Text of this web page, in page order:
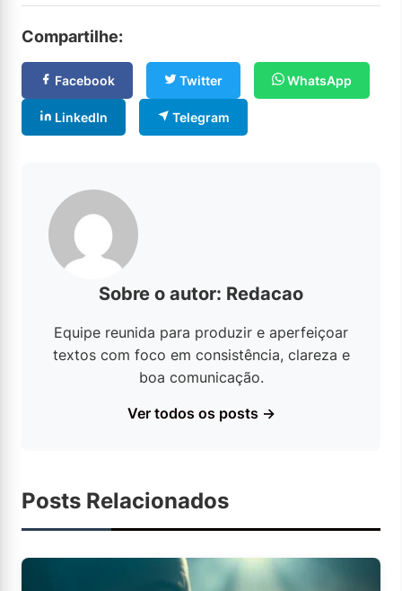
Compartilhe:
Facebook Twitter WhatsApp
LinkedIn Telegram
Sobre o autor: Redacao
Equipe reunida para produzir e aperfeiçoar
textos com foco em consistência, clareza e
boa comunicação.
Ver todos os posts →
Posts Relacionados